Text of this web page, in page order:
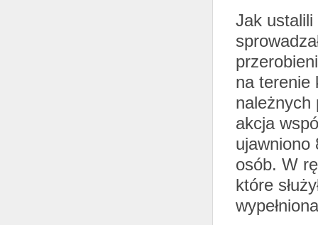
Jak
na terenie
należnych
akcja
ujawniono
osób. W
które